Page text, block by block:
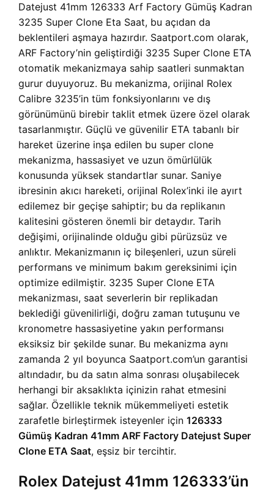
Datejust 41mm 126333 Arf Factory Gümüş Kadran
3235 Super Clone Eta Saat, bu açıdan da
beklentileri aşmaya hazırdır. Saatport.com olarak,
ARF Factory’nin geliştirdiği 3235 Super Clone ETA
otomatik mekanizmaya sahip saatleri sunmaktan
gurur duyuyoruz. Bu mekanizma, orijinal Rolex
Calibre 3235’in tüm fonksiyonlarını ve dış
görünümünü birebir taklit etmek üzere özel olarak
tasarlanmıştır. Güçlü ve güvenilir ETA tabanlı bir
hareket üzerine inşa edilen bu super clone
mekanizma, hassasiyet ve uzun ömürlülük
konusunda yüksek standartlar sunar. Saniye
ibresinin akıcı hareketi, orijinal Rolex’inki ile ayırt
edilemez bir geçişe sahiptir; bu da replikanın
kalitesini gösteren önemli bir detaydır. Tarih
değişimi, orijinalinde olduğu gibi pürüzsüz ve
anlıktır. Mekanizmanın iç bileşenleri, uzun süreli
performans ve minimum bakım gereksinimi için
optimize edilmiştir. 3235 Super Clone ETA
mekanizması, saat severlerin bir replikadan
beklediği güvenilirliği, doğru zaman tutuşunu ve
kronometre hassasiyetine yakın performansı
eksiksiz bir şekilde sunar. Bu mekanizma aynı
zamanda 2 yıl boyunca Saatport.com’un garantisi
altındadır, bu da satın alma sonrası oluşabilecek
herhangi bir aksaklıkta içinizin rahat etmesini
sağlar. Özellikle teknik mükemmeliyeti estetik
zarafetle birleştirmek isteyenler için 126333
Gümüş Kadran 41mm ARF Factory Datejust Super
Clone ETA Saat, eşsiz bir tercihtir.
Rolex Datejust 41mm 126333’ün